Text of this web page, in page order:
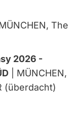
The
2026 -
| MÜNCHEN,
(überdacht)